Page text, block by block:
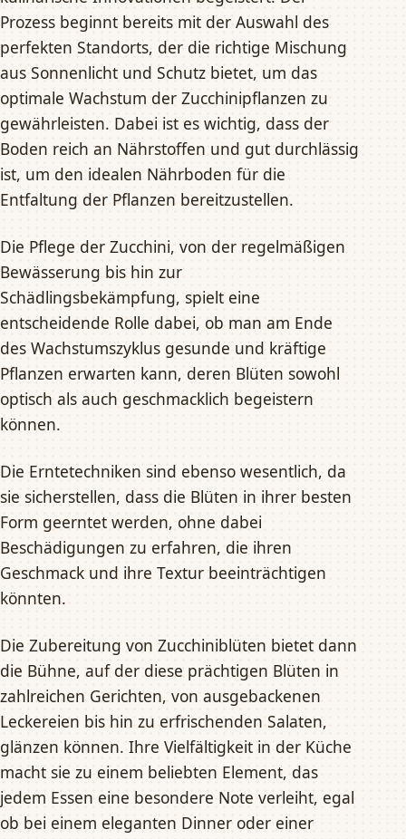
Prozess beginnt bereits mit der Auswahl des
perfekten Standorts, der die richtige Mischung
aus Sonnenlicht und Schutz bietet, um das
optimale Wachstum der Zucchinipflanzen zu
gewährleisten. Dabei ist es wichtig, dass der
Boden reich an Nährstoffen und gut durchlässig
ist, um den idealen Nährboden für die
Entfaltung der Pflanzen bereitzustellen.
Die Pflege der Zucchini, von der regelmäßigen
Bewässerung bis hin zur
Schädlingsbekämpfung, spielt eine
entscheidende Rolle dabei, ob man am Ende
des Wachstumszyklus gesunde und kräftige
Pflanzen erwarten kann, deren Blüten sowohl
optisch als auch geschmacklich begeistern
können.
Die Erntetechniken sind ebenso wesentlich, da
sie sicherstellen, dass die Blüten in ihrer besten
Form geerntet werden, ohne dabei
Beschädigungen zu erfahren, die ihren
Geschmack und ihre Textur beeinträchtigen
könnten.
Die Zubereitung von Zucchiniblüten bietet dann
die Bühne, auf der diese prächtigen Blüten in
zahlreichen Gerichten, von ausgebackenen
Leckereien bis hin zu erfrischenden Salaten,
glänzen können. Ihre Vielfältigkeit in der Küche
macht sie zu einem beliebten Element, das
jedem Essen eine besondere Note verleiht, egal
ob bei einem eleganten Dinner oder einer